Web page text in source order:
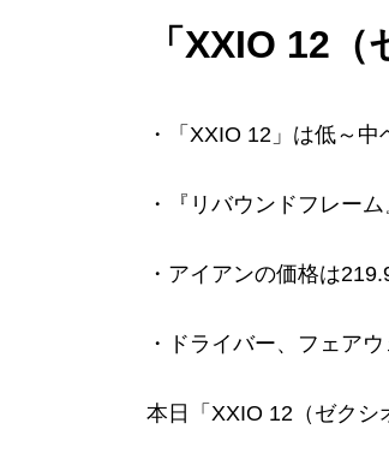
「XXIO 12
・「XXIO 12」は低～
・『リバウンドフレー
・アイアンの価格は
・ドライバー、フェア
本日「XXIO 12（ゼクシ